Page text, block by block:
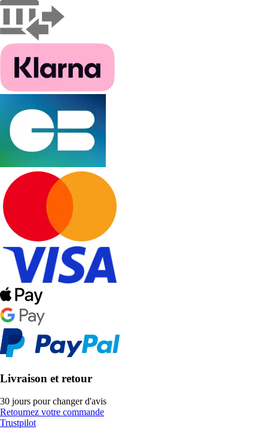
Livraison et retour
30 jours pour changer d'avis
Retournez votre commande
Trustpilot